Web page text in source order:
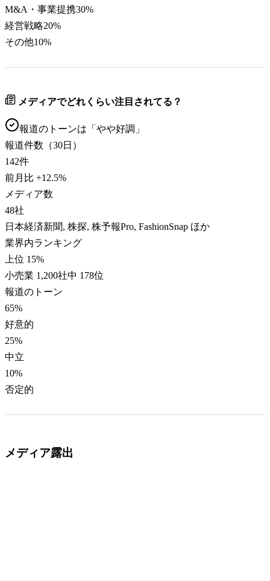
M&A・事業提携30%
経営戦略20%
その他10%
メディアでどれくらい注目されてる？
報道のトーンは「 やや好調 」
報道件数（30日）
142件
前月比 +12.5%
メディア数
48社
日本経済新聞, 株探, 株予報Pro, FashionSnap ほか
業界内ランキング
上位 15%
小売業 1,200社中 178位
報道のトーン
65%
好意的
25%
中立
10%
否定的
メディア露出